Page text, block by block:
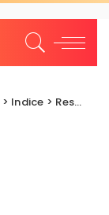
> Indice > Restauri e Recuperi